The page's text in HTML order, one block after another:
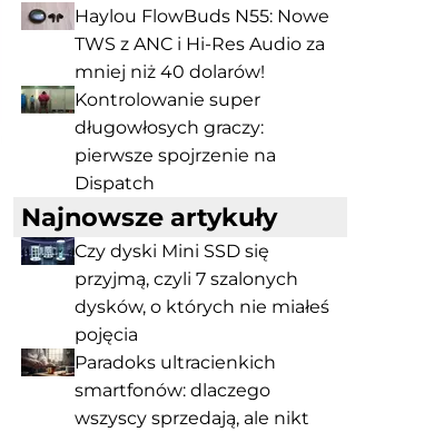
Haylou FlowBuds N55: Nowe
TWS z ANC i Hi-Res Audio za
mniej niż 40 dolarów!
Kontrolowanie super
długowłosych graczy:
pierwsze spojrzenie na
Dispatch
Najnowsze artykuły
Czy dyski Mini SSD się
przyjmą, czyli 7 szalonych
dysków, o których nie miałeś
pojęcia
Paradoks ultracienkich
smartfonów: dlaczego
wszyscy sprzedają, ale nikt